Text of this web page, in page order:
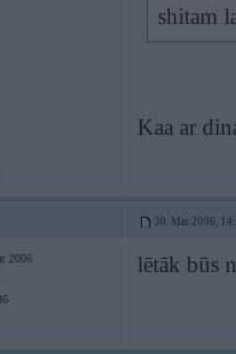
shitam
Kaa ar
30. Mar 2006,
2006
lētāk būs